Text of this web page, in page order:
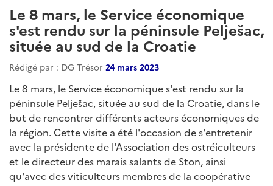
Le 8 mars, le Service économique
s'est rendu sur la péninsule Pelješac,
située au sud de la Croatie
Rédigé par : DG Trésor 24 mars 2023
Le 8 mars, le Service économique s'est rendu sur la
péninsule Pelješac, située au sud de la Croatie, dans le
but de rencontrer différents acteurs économiques de
la région. Cette visite a été l'occasion de s'entretenir
avec la présidente de l'Association des ostréiculteurs
et le directeur des marais salants de Ston, ainsi
qu'avec des viticulteurs membres de la coopérative